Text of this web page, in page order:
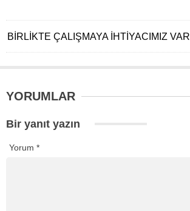
BİRLİKTE ÇALIŞMAYA İHTİYACIMIZ VAR
YORUMLAR
Bir yanıt yazın
Yorum *